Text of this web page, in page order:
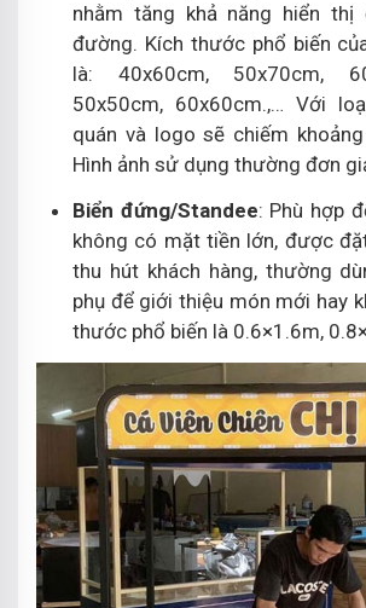
nhằm tăng khả năng hiển thị
đường. Kích thước phổ biến
là: 40x60cm, 50x70cm,
50x50cm, 60x60cm.,… Với
quán và logo sẽ chiếm
Hình ảnh sử dụng thường đơn
Biển đứng/Standee: Phù hợp
không có mặt tiền lớn, được
thu hút khách hàng, thường
phụ để giới thiệu món mới hay
thước phổ biến là 0.6×1.6m,